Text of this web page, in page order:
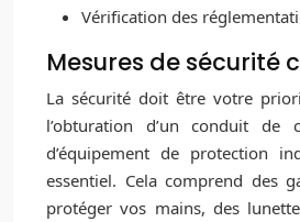
Vérification des
Mesures de sécurité
La sécurité doit être votre
l’obturation d’un conduit de
d’équipement de protection
essentiel. Cela comprend des
protéger vos mains, des